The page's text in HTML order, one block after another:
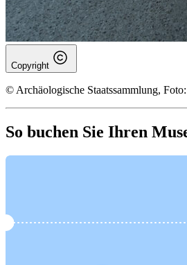
Copyright
© Archäologische Staatssammlung,
So buchen Sie Ihren